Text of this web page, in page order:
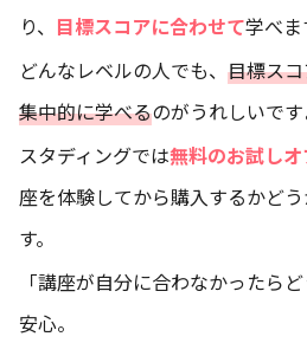
り、 目標スコアに合わせて学べま
どんなレベルの人でも、 目標ス
集中的に学べるのがうれしいです
スタディングでは無料のお試し
座を体験してから購入するかど
す。
「講座が自分に合わなかったら
安心。